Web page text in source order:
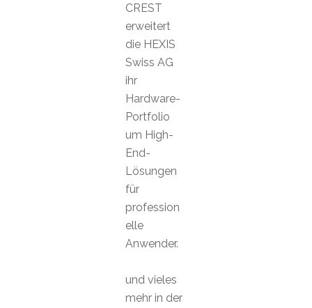
CREST
erweitert
die HEXIS
Swiss AG
ihr
Hardware-
Portfolio
um High-
End-
Lösungen
für
profession
elle
Anwender.
und vieles
mehr in der